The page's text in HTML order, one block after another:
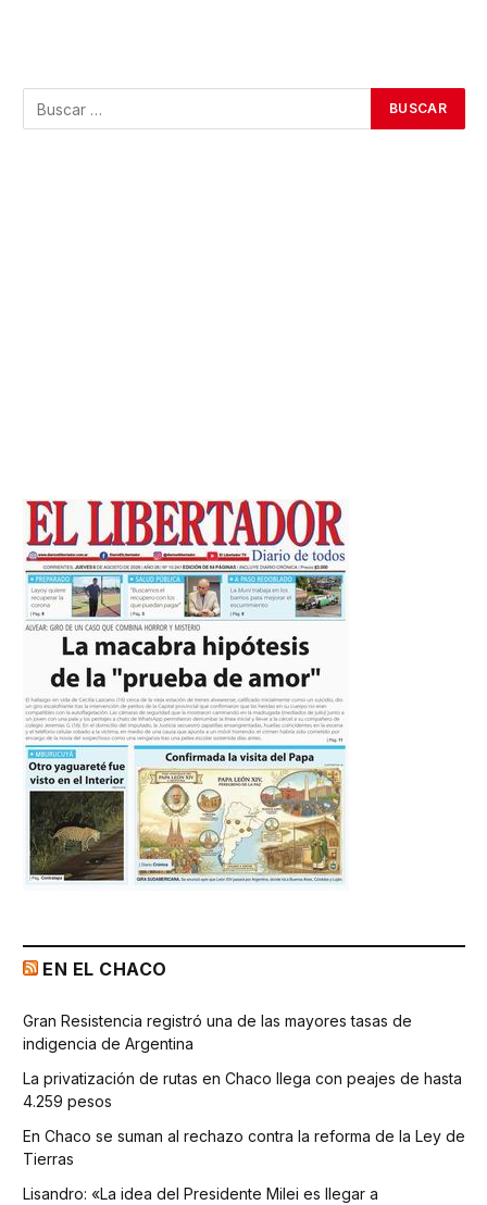
EN EL CHACO
Gran Resistencia registró una de las mayores tasas de
indigencia de Argentina
La privatización de rutas en Chaco llega con peajes de hasta
4.259 pesos
En Chaco se suman al rechazo contra la reforma de la Ley de
Tierras
Lisandro: «La idea del Presidente Milei es llegar a